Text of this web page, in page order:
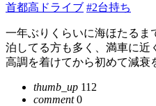
首都高ドライブ #2台持ち
一年ぶりくらいに海ほたるま
泊してる方も多く、満車に近
高調を着けてから初めて減衰
thumb_up 112
comment0